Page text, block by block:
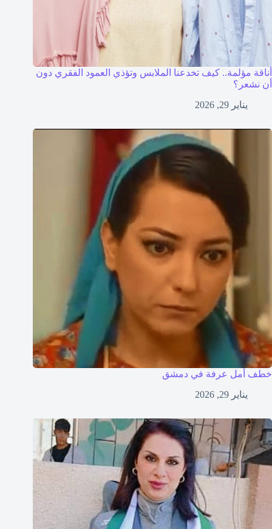
أناقة مؤلمة.. كيف تخدعنا الملابس وتؤذي العمود الفقري دون
أن نشعر؟
يناير 29, 2026
خطف أمل عرفة في دمشق
يناير 29, 2026